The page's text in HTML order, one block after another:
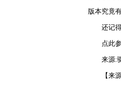
版本究竟
还记
点此
来源:
【来